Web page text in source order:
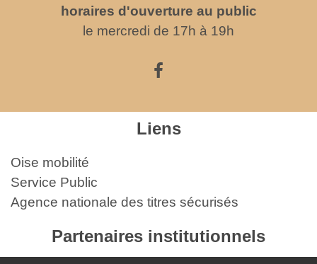
horaires d'ouverture au public
le mercredi de 17h à 19h
Liens
Oise mobilité
Service Public
Agence nationale des titres sécurisés
Partenaires institutionnels